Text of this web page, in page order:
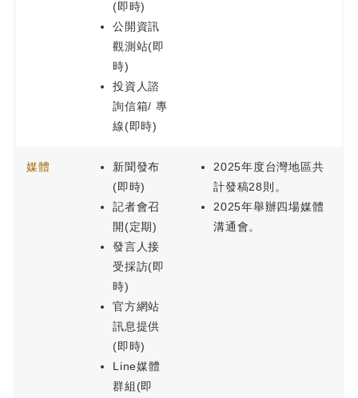
(即時)
公開資訊
觀測站(即
時)
投資人諮
詢信箱/ 專
線(即時)
媒體
新聞發布
(即時)
記者會召
開(定期)
發言人接
受採訪(即
時)
官方網站
訊息提供
(即時)
Line媒體
群組(即
2025年度台灣地區共
計發稿28則。
2025年舉辦四場媒體
溝通會。